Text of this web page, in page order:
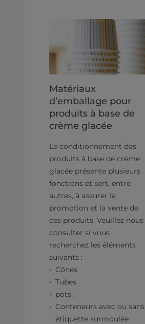
Matériaux
d’emballage pour
produits à base de
crème glacée
Le conditionnement des
produits à base de crème
glacée présente plusieurs
fonctions et sert, entre
autres, à assurer la
promotion et la vente de
ces produits. Veuillez nous
consulter si vous
recherchez les éléments
suivants :
Cônes
Tubes
pots ;
Conteneurs avec ou sans
étiquette surmoulée